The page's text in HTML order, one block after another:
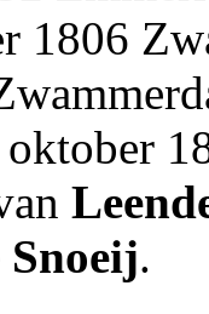
1806
Snoeij.